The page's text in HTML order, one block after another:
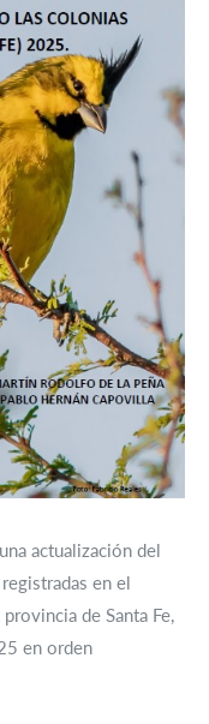
actualización del
en el
de Santa Fe,
en orden